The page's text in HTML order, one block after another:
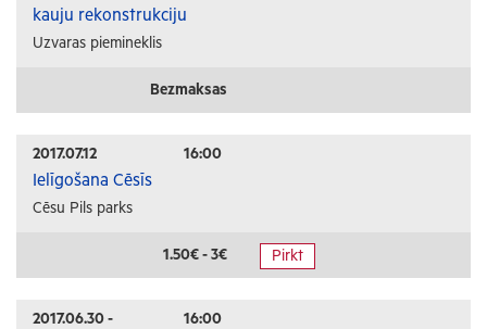
Florbols
Slēpošana
Izglītība
Konferences
Kursi un semināri
Radošās darbnīcas
Lekcijas
kauju rekonstrukciju
Uzvaras piemineklis
Bezmaksas
2017.07.12 16:00
Ielīgošana Cēsīs
Cēsu Pils parks
1.50€ - 3€ Pirkt
2017.06.30 -
16:00